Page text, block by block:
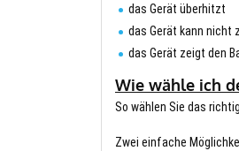
das Gerät überhitzt
das Gerät kann nicht
das Gerät zeigt den
Wie wähle ich
So wählen Sie das
Zwei einfache